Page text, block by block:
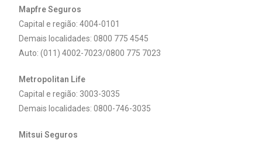
Mapfre Seguros
Capital e região: 4004-0101
Demais localidades: 0800 775 4545
Auto: (011) 4002-7023/0800 775 7023
Metropolitan Life
Capital e região: 3003-3035
Demais localidades: 0800-746-3035
Mitsui Seguros